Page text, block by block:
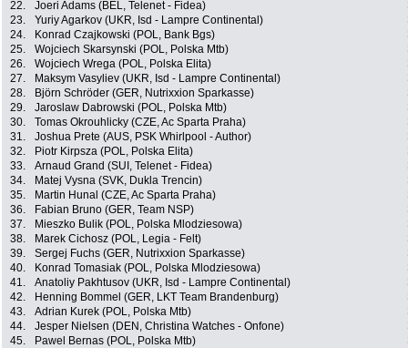
22.
Joeri Adams (BEL, Telenet - Fidea)
23.
Yuriy Agarkov (UKR, Isd - Lampre Continental)
24.
Konrad Czajkowski (POL, Bank Bgs)
25.
Wojciech Skarsynski (POL, Polska Mtb)
26.
Wojciech Wrega (POL, Polska Elita)
27.
Maksym Vasyliev (UKR, Isd - Lampre Continental)
28.
Björn Schröder (GER, Nutrixxion Sparkasse)
29.
Jaroslaw Dabrowski (POL, Polska Mtb)
30.
Tomas Okrouhlicky (CZE, Ac Sparta Praha)
31.
Joshua Prete (AUS, PSK Whirlpool - Author)
32.
Piotr Kirpsza (POL, Polska Elita)
33.
Arnaud Grand (SUI, Telenet - Fidea)
34.
Matej Vysna (SVK, Dukla Trencin)
35.
Martin Hunal (CZE, Ac Sparta Praha)
36.
Fabian Bruno (GER, Team NSP)
37.
Mieszko Bulik (POL, Polska Mlodziesowa)
38.
Marek Cichosz (POL, Legia - Felt)
39.
Sergej Fuchs (GER, Nutrixxion Sparkasse)
40.
Konrad Tomasiak (POL, Polska Mlodziesowa)
41.
Anatoliy Pakhtusov (UKR, Isd - Lampre Continental)
42.
Henning Bommel (GER, LKT Team Brandenburg)
43.
Adrian Kurek (POL, Polska Mtb)
44.
Jesper Nielsen (DEN, Christina Watches - Onfone)
45.
Pawel Bernas (POL, Polska Mtb)